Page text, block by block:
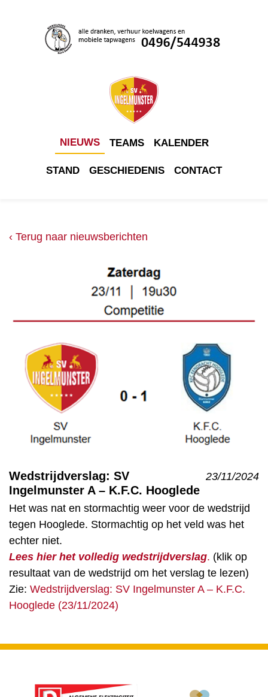
NIEUWS TEAMS KALENDER
STAND GESCHIEDENIS CONTACT
‹ Terug naar nieuwsberichten
Wedstrijdverslag: SV
Ingelmunster A – K.F.C. Hooglede
23/11/2024
Het was nat en stormachtig weer voor de wedstrijd
tegen Hooglede. Stormachtig op het veld was het
echter niet.
Lees hier het volledig wedstrijdverslag. (klik op
resultaat van de wedstrijd om het verslag te lezen)
Zie: Wedstrijdverslag: SV Ingelmunster A – K.F.C.
Hooglede (23/11/2024)